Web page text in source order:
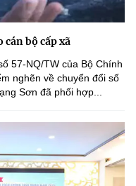
cán bộ cấp xã
57-NQ/TW của Bộ Chính
nghẽn về chuyển đổi số
Sơn đã phối hợp...